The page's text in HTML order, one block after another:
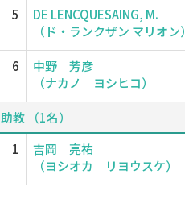
5
DE LENCQUESAING, M.
（ド・ランクザン マリオン）
6
中野 芳彦
（ナカノ ヨシヒコ）
助教 （1名）
1
吉岡 亮祐
（ヨシオカ リヨウスケ）